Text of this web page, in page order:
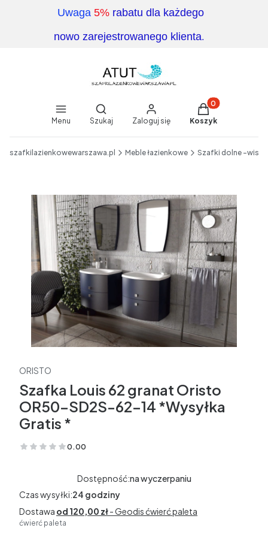
Uwaga 5% rabatu dla każdego
nowo zarejestrowanego klienta.
Menu
Otwórz wyszukiwarkę
Szukaj Zaloguj się
Produkty w
Koszyk
szafkilazienkowewarszawa.pl Meble łazienkowe Szafki dolne -
ORISTO
Szafka Louis 62 granat Oristo
OR50-SD2S-62-14 *Wysyłka
Gratis *
0.00
(Oceny: 0 Recenzje: 0)
Dostępność:na wyczerpaniu
Czas wysyłki:24 godziny
Dostawa od 120,00 zł- Geodis ćwierć paleta
ćwierć paleta